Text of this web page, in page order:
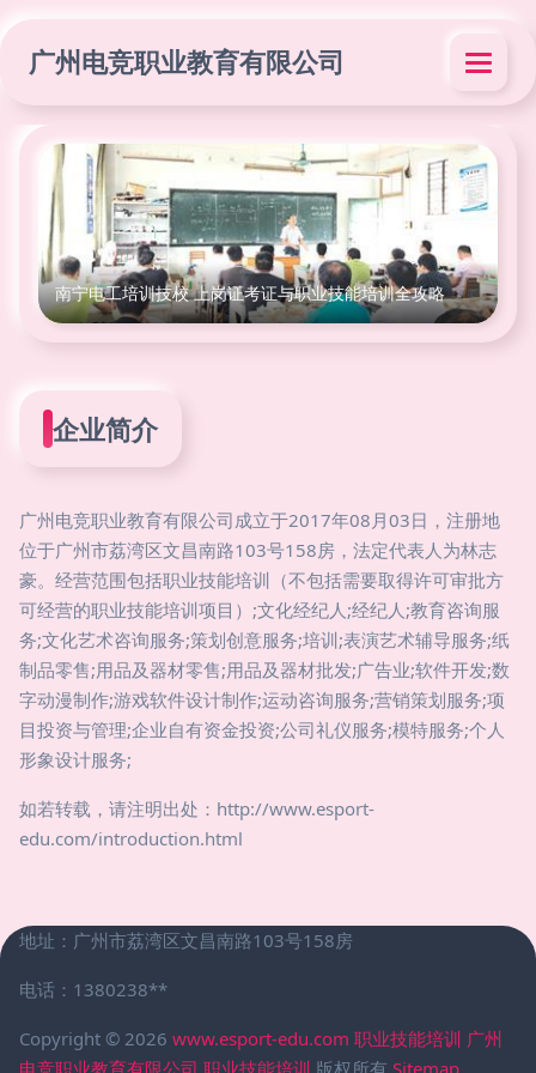
广州电竞职业教育有限公司
南宁电工培训技校 上岗证考证与职业技能培训全攻略
企业简介
广州电竞职业教育有限公司成立于2017年08月03日，注册地
位于广州市荔湾区文昌南路103号158房，法定代表人为林志
豪。经营范围包括职业技能培训（不包括需要取得许可审批方
可经营的职业技能培训项目）;文化经纪人;经纪人;教育咨询服
务;文化艺术咨询服务;策划创意服务;培训;表演艺术辅导服务;纸
制品零售;用品及器材零售;用品及器材批发;广告业;软件开发;数
字动漫制作;游戏软件设计制作;运动咨询服务;营销策划服务;项
目投资与管理;企业自有资金投资;公司礼仪服务;模特服务;个人
形象设计服务;
如若转载，请注明出处：http://www.esport-
edu.com/introduction.html
地址：广州市荔湾区文昌南路103号158房
电话：1380238**
Copyright © 2026 www.esport-edu.com 职业技能培训 广州
电竞职业教育有限公司 职业技能培训 版权所有 Sitemap